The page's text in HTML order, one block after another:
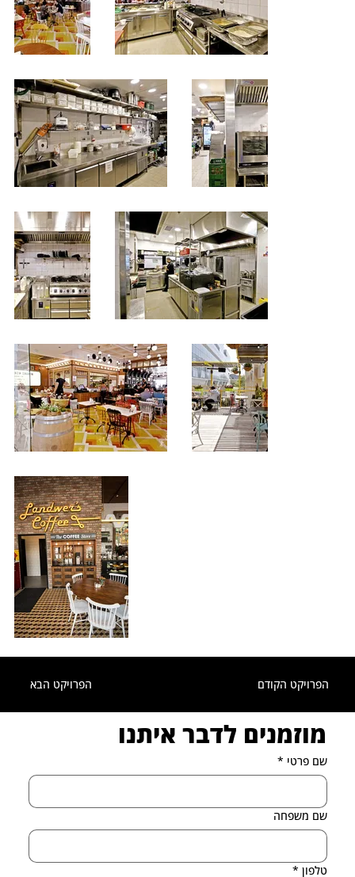
הפרויקט הבא הפרויקט הקודם
מוזמנים לדבר איתנו
שם פרטי *
שם משפחה
טלפון *